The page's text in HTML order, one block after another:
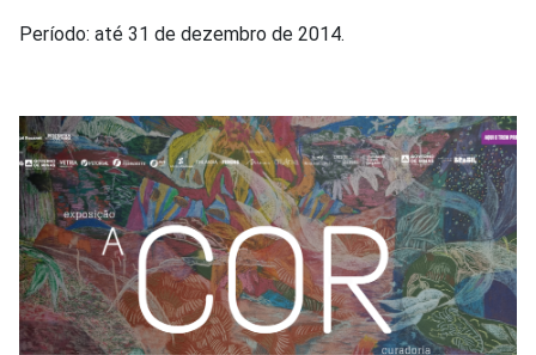
Período: até 31 de dezembro de 2014.